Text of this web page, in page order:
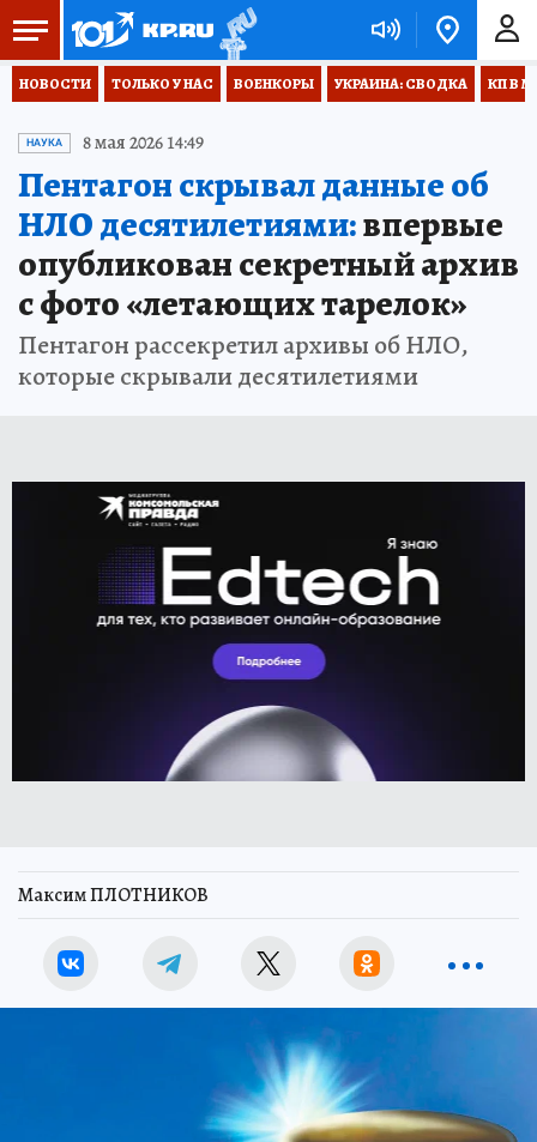
НОВОСТИ ТОЛЬКО У НАС ВОЕНКОРЫ УКРАИНА: СВОДКА КП В
НАУКА 8 мая 2026 14:49
Пентагон скрывал данные об
НЛО десятилетиями:впервые
опубликован секретный архив
с фото «летающих тарелок»
Пентагон рассекретил архивы об НЛО,
которые скрывали десятилетиями
Максим ПЛОТНИКОВ